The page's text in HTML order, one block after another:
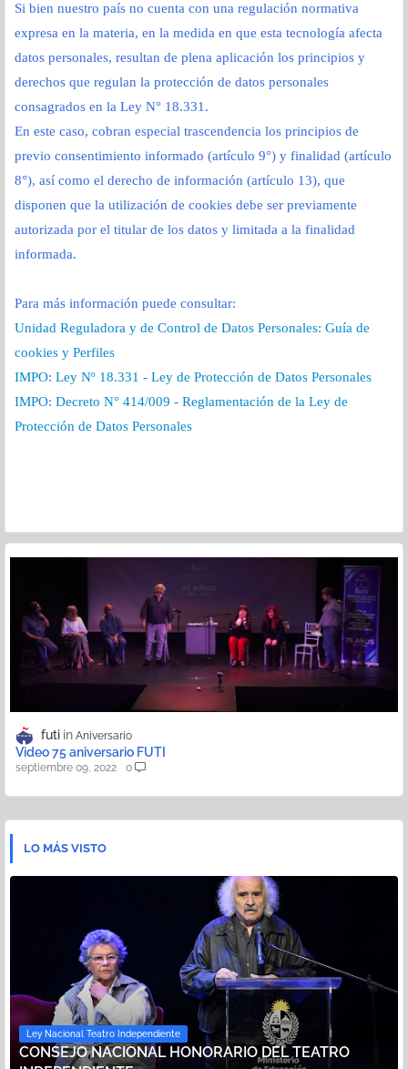
Si bien nuestro país no cuenta con una regulación normativa
expresa en la materia, en la medida en que esta tecnología afecta
datos personales, resultan de plena aplicación los principios y
derechos que regulan la protección de datos personales
consagrados en la Ley N° 18.331.
En este caso, cobran especial trascendencia los principios de
previo consentimiento informado (artículo 9°) y finalidad (artículo
8°), así como el derecho de información (artículo 13), que
disponen que la utilización de cookies debe ser previamente
autorizada por el titular de los datos y limitada a la finalidad
informada.
Para más información puede consultar:
Unidad Reguladora y de Control de Datos Personales: Guía de
cookies y Perfiles
IMPO: Ley Nº 18.331 - Ley de Protección de Datos Personales
IMPO: Decreto N° 414/009 - Reglamentación de la Ley de
Protección de Datos Personales
futi Aniversario
Video 75 aniversario FUTI
septiembre 09, 2022 0
LO MÁS VISTO
Ley Nacional Teatro Independiente
CONSEJO NACIONAL HONORARIO DEL TEATRO